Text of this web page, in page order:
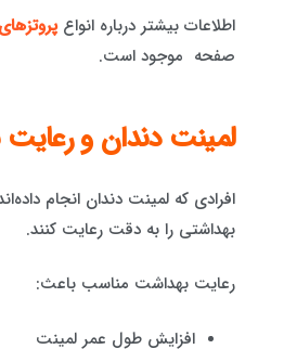
اطلاعات بیشتر درباره انواع
صفحه موجود است.
لمینت دندان و
افرادی که لمینت دندان انجام
بهداشتی را به دقت رعایت کنند.
رعایت بهداشت مناسب باعث:
افزایش طول عمر لمینت